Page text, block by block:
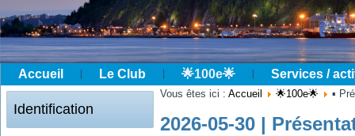
Accueil Le Club 🌟100e🌟 Services /
Identification
Année
précédente
Mois
précédent
Année
suivante
Mois
suivant
Vous êtes ici : Accueil 🌟100e🌟 ▪
2026-05-30 |